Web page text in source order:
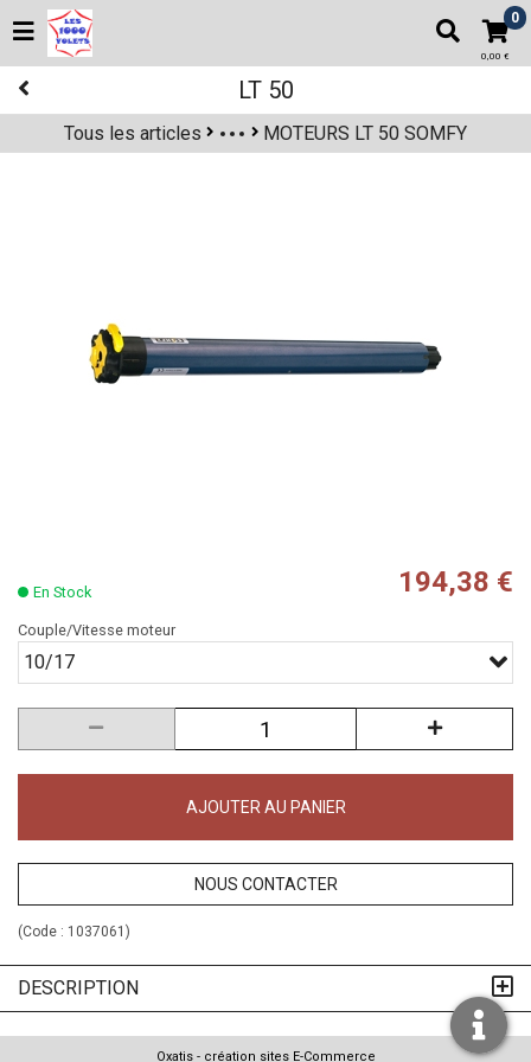
0
0,00 €
LT 50
Tous les articles
Moteurs filaires SIMU : T5 - T5
MOTEURS LT 50 SOMFY
En Stock 194,38 €
Couple/Vitesse moteur
10/17
AJOUTER AU PANIER
NOUS CONTACTER
(Code : 1037061 )
DESCRIPTION
Oxatis - création sites E-Commerce